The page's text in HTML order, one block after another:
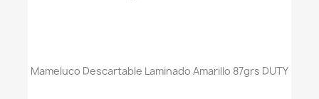
Mameluco Descartable Laminado Amarillo 87grs DUTY